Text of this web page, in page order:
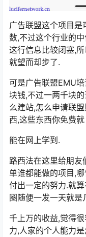
广告联盟这个项目是
数,不过这个行业的
这行信息比较闭塞,
就望而却步了.
可是广告联盟EMU
块钱,不过一两千块
么建站,怎么申请联
西,这些东西你免费就
能在网上学到.
路西法在这里给朋友
单谁都能做的项目,
付出一定的努力.就
圈随便一发一天就是
千上万的收益,觉得
力,人家的个人能力